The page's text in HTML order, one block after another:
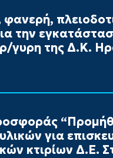
φανερή,
την
γυρη της Δ.Κ.
για
κτιρίων Δ.Ε.